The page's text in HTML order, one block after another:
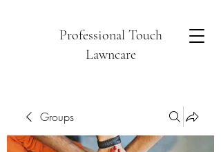
Professional Touch
Lawncare
Groups